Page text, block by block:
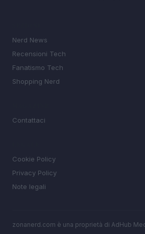
Nerd News
Recensioni Tech
Fanatismo Tech
Shopping Nerd
Contattaci
Cookie Policy
Privacy Policy
Note legali
zonanerd.com è una proprietà di AdHub